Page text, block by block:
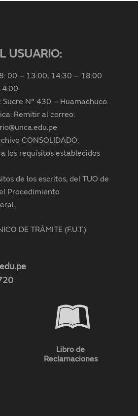
USUARIO:
00 – 13:00; 14:30 – 18:00
Sucre N° 430 – Huamachuco.
Remitir al correo:
CONSOLIDADO,
los requisitos establecidos
de los escritos, del TUO de
Procedimiento
DE TRÁMITE (F.U.T.)
Libro de
Reclamaciones